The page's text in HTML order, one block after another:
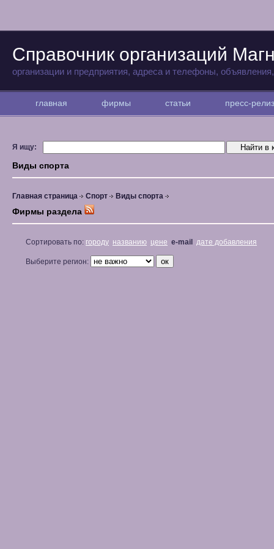
Справочник организаций
организации и предприятия, адреса и телефоны,
главная фирмы статьи пресс-
Я ищу:
Виды спорта
Главная страница Спорт Виды спорта
Фирмы раздела
Сортировать по: городу названию цене e-mail дате добавления
Выберите регион: